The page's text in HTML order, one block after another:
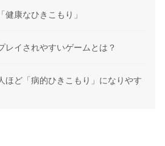
健康なひきこもり」
レイされやすいゲームとは？
ほど「病的ひきこもり」になりやす